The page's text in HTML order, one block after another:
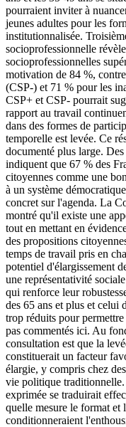
pourraient inviter à
jeunes adultes pour les
institutionnalisée.
socioprofessionnelle
socioprofessionnelles
motivation de 84 %,
(CSP-) et 71 % pour les
CSP+ et CSP- pourrait
rapport au travail
dans des formes de
temporelle est levée. Ce
documenté plus large.
indiquent que 67 % des
citoyennes comme une
à un système
concret sur l'agenda. La
montré qu'il existe une
tout en mettant en
des propositions
temps de travail pris en
potentiel d'élargissement
une représentativité
qui renforce leur
des 65 ans et plus et
trop réduits pour
pas commentés ici. Au
consultation est que la
constituerait un facteur
élargie, y compris chez
vie politique
exprimée se traduirait
quelle mesure le format et
conditionneraient